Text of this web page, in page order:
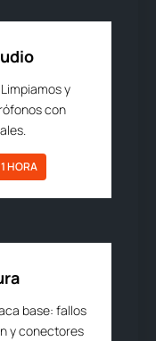
y
con
1 HORA
base: fallos
y conectores